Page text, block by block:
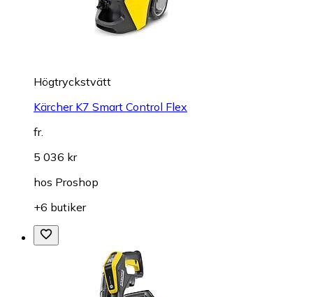
Högtryckstvätt
Kärcher K7 Smart Control Flex
fr.
5 036 kr
hos Proshop
+6 butiker